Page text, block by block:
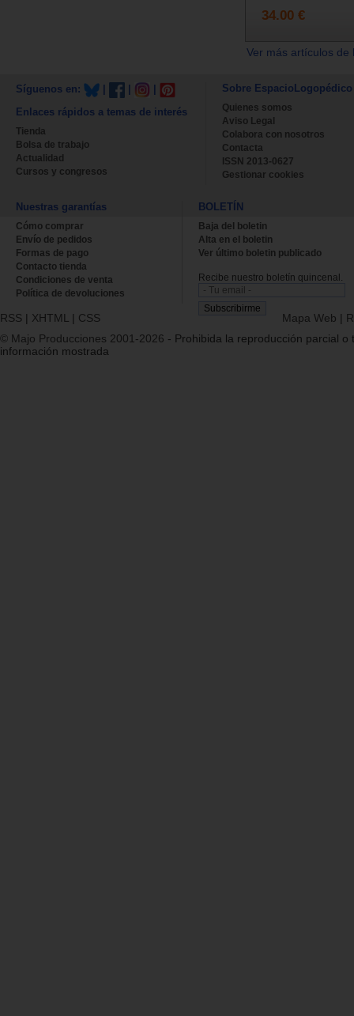
34.00 €
Ver más artículos
Síguenos en:
Enlaces rápidos a temas de interés
Tienda
Bolsa de trabajo
Actualidad
Cursos y congresos
Sobre EspacioLogopédico
Quienes somos
Aviso Legal
Colabora con nosotros
Contacta
ISSN 2013-0627
Gestionar cookies
Nuestras garantías
Cómo comprar
Envío de pedidos
Formas de pago
Contacto tienda
Condiciones de venta
Política de devoluciones
BOLETÍN
Baja del boletin
Alta en el boletin
Ver último boletin publicado
Recibe nuestro boletín quincenal.
RSS | XHTML | CSS Mapa Web |
© Majo Producciones 2001-2026 - Prohibida la reproducción parcial o
información mostrada